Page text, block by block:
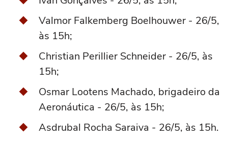
Valmor Falkemberg Boelhouwer - 26/5,
às 15h;
Christian Perillier Schneider - 26/5, às
15h;
Osmar Lootens Machado, brigadeiro da
Aeronáutica - 26/5, às 15h;
Asdrubal Rocha Saraiva - 26/5, às 15h.